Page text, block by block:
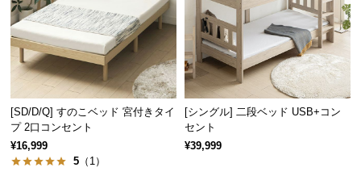
規
約
に
つ
い
て
お
空気中の水分を吸収します 空気中に水分を放出します
抗菌・防虫効果で清潔感キープ
桐は優れた抗菌作用や防虫作用を持つため、カビや
ダニの発生を抑制し、清潔にお使いいただけます。
[SD/D/Q] すのこベッド 宮付きタイ
プ 2口コンセント
¥16,999
5 （1）
[シングル] 二段ベッド USB+コン
セント
¥39,999